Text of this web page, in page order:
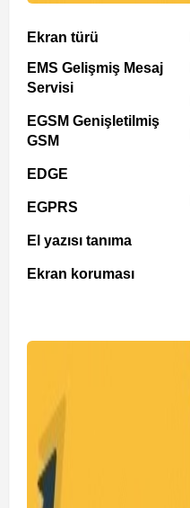
Ekran türü
EMS Gelişmiş Mesaj
Servisi
EGSM Genişletilmiş
GSM
EDGE
EGPRS
El yazısı tanıma
Ekran koruması